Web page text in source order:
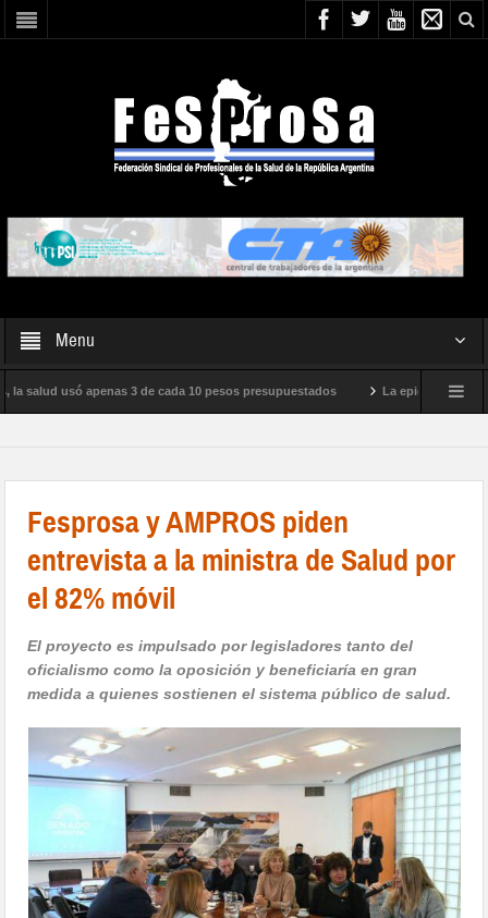
Menu
usó apenas 3 de cada 10 pesos presupuestados La epidemia de
Fesprosa y AMPROS piden
entrevista a la ministra de Salud por
el 82% móvil
El proyecto es impulsado por legisladores tanto del
oficialismo como la oposición y beneficiaría en gran
medida a quienes sostienen el sistema público de salud.